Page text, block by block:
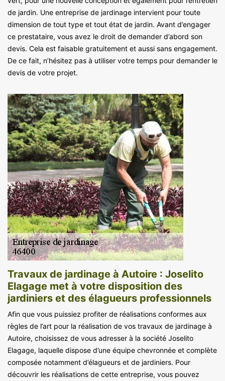
de jardin. Une entreprise de jardinage intervient pour toute
dimension de tout type et tout état de jardin. Avant d’engager
ce prestataire, vous avez le droit de demander d’abord son
devis. Cela est faisable gratuitement et aussi sans engagement.
De ce fait, n’hésitez pas à utiliser votre temps pour demander le
devis de votre projet.
Travaux de jardinage à Autoire : Joselito
Elagage met à votre disposition des
jardiniers et des élagueurs professionnels
Afin que vous puissiez profiter de réalisations conformes aux
règles de l’art pour la réalisation de vos travaux de jardinage à
Autoire, choisissez de vous adresser à la société Joselito
Elagage, laquelle dispose d’une équipe chevronnée et complète
composée notamment d’élagueurs et de jardiniers. Pour
découvrir les réalisations de cette entreprise, vous pouvez